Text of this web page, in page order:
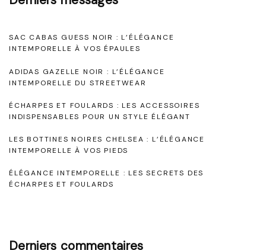
m
o
n
i
e
I
o
t
m
o
e
l
l
e
:
o
SAC CABAS GUESS NOIR : L’ÉLÉGANCE
INTEMPORELLE À VOS ÉPAULES
ADIDAS GAZELLE NOIR : L’ÉLÉGANCE
INTEMPORELLE DU STREETWEAR
ÉCHARPES ET FOULARDS : LES ACCESSOIRES
INDISPENSABLES POUR UN STYLE ÉLÉGANT
LES BOTTINES NOIRES CHELSEA : L’ÉLÉGANCE
INTEMPORELLE À VOS PIEDS
ÉLÉGANCE INTEMPORELLE : LES SECRETS DES
ÉCHARPES ET FOULARDS
Derniers commentaires